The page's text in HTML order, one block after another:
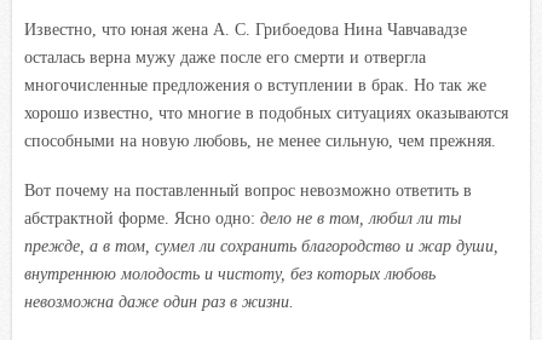
Известно, что юная жена А. С. Грибоедова Нина Чавчавадзе
осталась верна мужу даже после его смерти и отвергла
многочисленные предложения о вступлении в брак. Но так же
хорошо известно, что многие в подобных ситуациях оказываются
способными на новую любовь, не менее сильную, чем прежняя.
Вот почему на поставленный вопрос невозможно ответить в
абстрактной форме. Ясно одно: дело не в том, любил ли ты
прежде, а в том, сумел ли сохранить благородство и жар души,
внутреннюю молодость и чистоту, без которых любовь
невозможна даже один раз в жизни.